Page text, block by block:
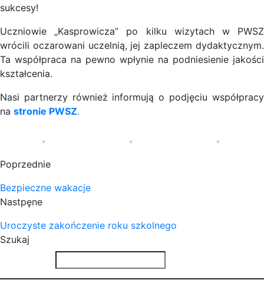
sukcesy!
Uczniowie „Kasprowicza” po kilku wizytach w PWSZ
wrócili oczarowani uczelnią, jej zapleczem dydaktycznym.
Ta współpraca na pewno wpłynie na podniesienie jakości
kształcenia.
Nasi partnerzy również informują o podjęciu współpracy
na stronie PWSZ.
Poprzednie
Bezpieczne wakacje
Nastpęne
Uroczyste zakończenie roku szkolnego
Szukaj